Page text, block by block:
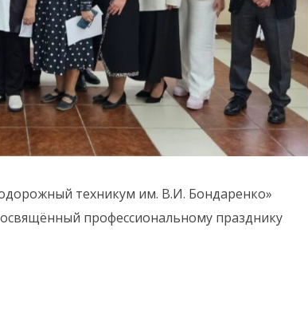
техникум им. В.И. Бондаренко»
профессиональному празднику